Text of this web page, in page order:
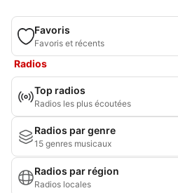
Favoris
Favoris et récents
Radios
Top radios
Radios les plus écoutées
Radios par genre
15 genres musicaux
Radios par région
Radios locales